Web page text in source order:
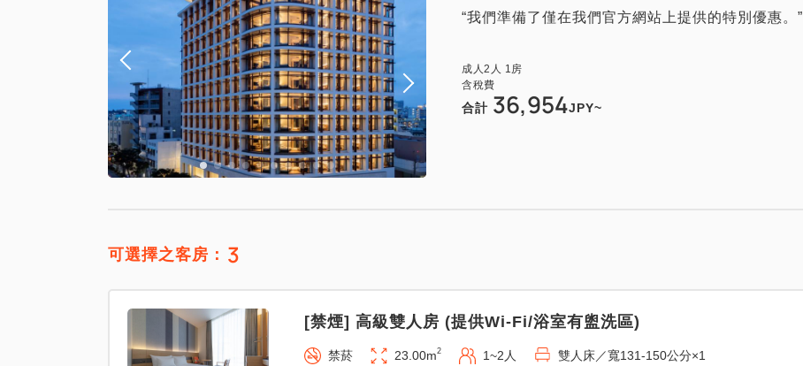
“我們準備了僅在我們官方網站上提供的特別優惠。”
成人2 人 1房
含稅費
合計 36,954JPY~
可選擇之客房： 3
[禁煙] 高級雙人房 (提供Wi-Fi/浴室有盥洗區)
禁菸 23.00m2 1~2人 雙人床／寬131-150公分×1